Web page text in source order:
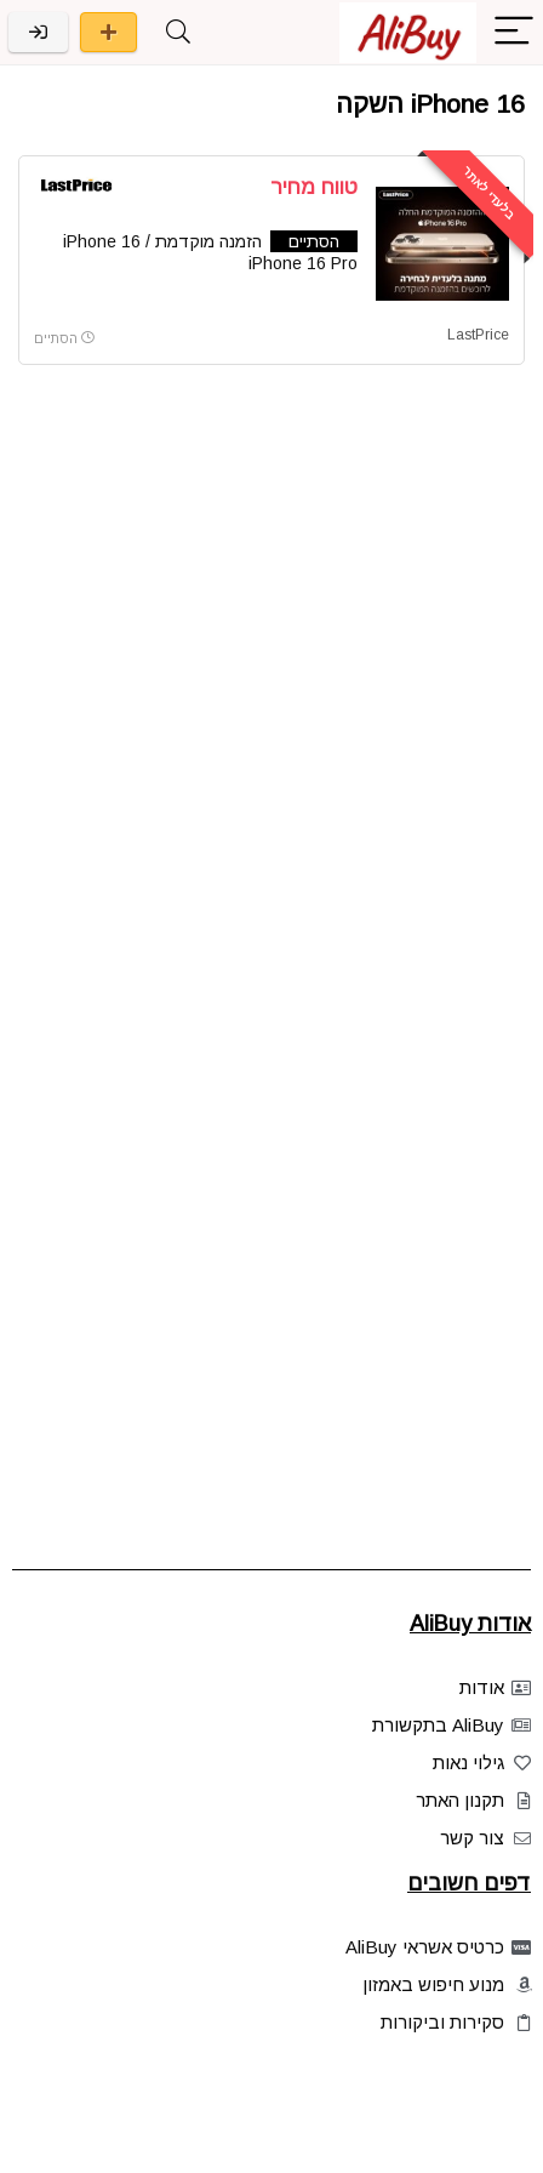
iPhone 16 השקה
בלעדי לאתר טווח מחיר
הסתיים
הזמנה מוקדמת iPhone 16 /
iPhone 16 Pro
LastPrice הסתיים
אודות AliBuy
אודות
AliBuy בתקשורת
גילוי נאות
תקנון האתר
צור קשר
דפים חשובים
כרטיס אשראי AliBuy
מנוע חיפוש באמזון
סקירות וביקורות